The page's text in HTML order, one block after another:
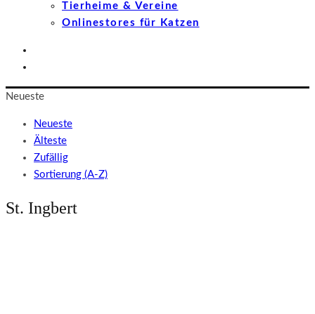
Tierheime & Vereine
Onlinestores für Katzen
Neueste
Neueste
Älteste
Zufällig
Sortierung (A-Z)
St. Ingbert